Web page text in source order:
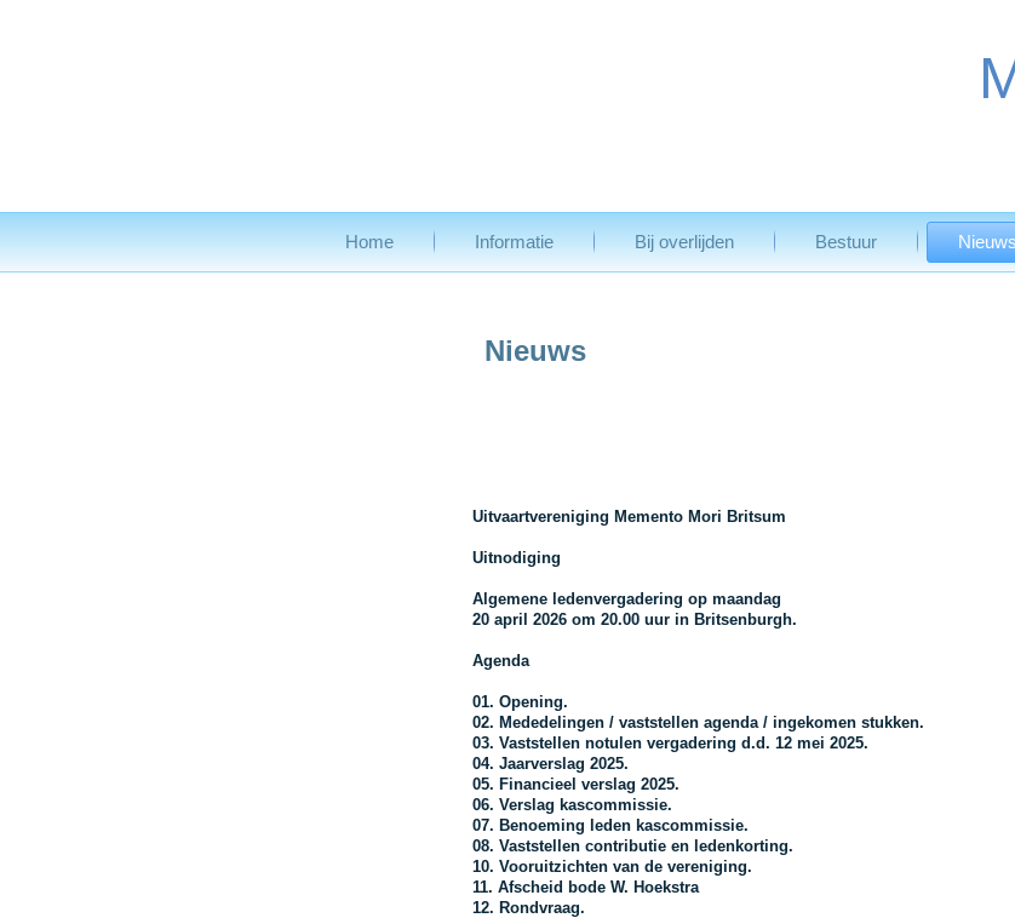
Home Informatie Bij overlijden Bestuur Nieuws
Nieuws
Uitvaartvereniging Memento Mori Britsum
Uitnodiging
Algemene ledenvergadering op maandag
20 april 2026 om 20.00 uur in Britsenburgh.
Agenda
01. Opening.
02. Mededelingen / vaststellen agenda / ingekomen stukken.
03. Vaststellen notulen vergadering d.d. 12 mei 2025.
04. Jaarverslag 2025.
05. Financieel verslag 2025.
06. Verslag kascommissie.
07. Benoeming leden kascommissie.
08. Vaststellen contributie en ledenkorting.
10. Vooruitzichten van de vereniging.
11. Afscheid bode W. Hoekstra
12. Rondvraag.